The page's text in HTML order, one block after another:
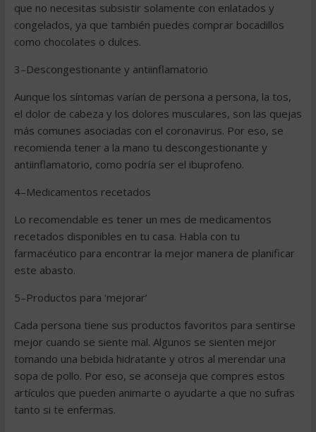
que no necesitas subsistir solamente con enlatados y
congelados, ya que también puedes comprar bocadillos
como chocolates o dulces.
3–Descongestionante y antiinflamatorio
Aunque los síntomas varían de persona a persona, la tos,
el dolor de cabeza y los dolores musculares, son las quejas
más comunes asociadas con el coronavirus. Por eso, se
recomienda tener a la mano tu descongestionante y
antiinflamatorio, como podría ser el ibuprofeno.
4–Medicamentos recetados
Lo recomendable es tener un mes de medicamentos
recetados disponibles en tu casa. Habla con tu
farmacéutico para encontrar la mejor manera de planificar
este abasto.
5–Productos para ‘mejorar’
Cada persona tiene sus productos favoritos para sentirse
mejor cuando se siente mal. Algunos se sienten mejor
tomando una bebida hidratante y otros al merendar una
sopa de pollo. Por eso, se aconseja que compres estos
artículos que pueden animarte o ayudarte a que no sufras
tanto si te enfermas.